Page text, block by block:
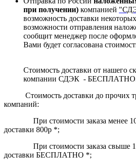
при получении) компанией
возможность доставки
возможности отправления
сообщит менеджер после
Вами будет согласована
Стоимость доставки от нашего
компании СДЭК -
Стоимость доставки до прочих
компаний:
При стоимости заказа менее
доставки 800р *;
При стоимости заказа свыше
доставки БЕСПЛАТНО *;